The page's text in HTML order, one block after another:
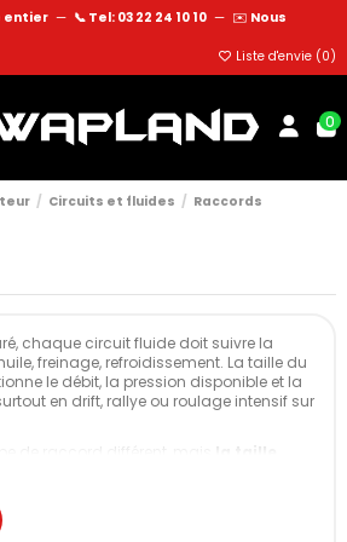
entier — 📞 Tel: 03 22 24 10 10 — ✉️ Nous
Liste d'envie (0)
0
Circuits et fluides
Raccords
chaque circuit fluide doit suivre la
freinage, refroidissement. La taille du
le débit, la pression disponible et la
en drift, rallye ou roulage intensif sur
de raccord différent, mais
à des usages bien précis.